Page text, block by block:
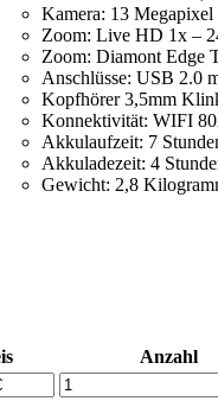
Kamera: 13
Zoom: Live HD 1x –
Zoom: Diamont Edge
Anschlüsse: USB 2.0
Kopfhörer 3,5mm
Konnektivität: WIFI
Akkulaufzeit: 7
Akkuladezeit: 4
Gewicht: 2,8
Anzahl